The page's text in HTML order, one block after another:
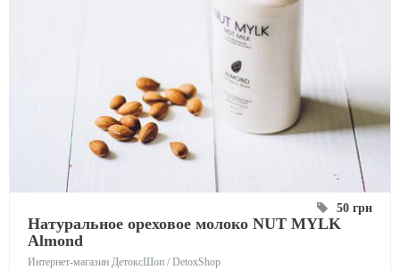
50 грн
Натуральное ореховое молоко NUT MYLK
Almond
Интернет-магазин ДетоксШоп / DetoxShop